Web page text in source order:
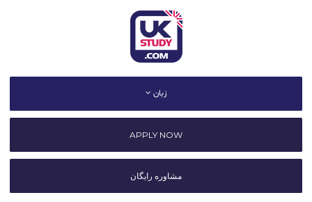
زبان
APPLY NOW
مشاوره رایگان